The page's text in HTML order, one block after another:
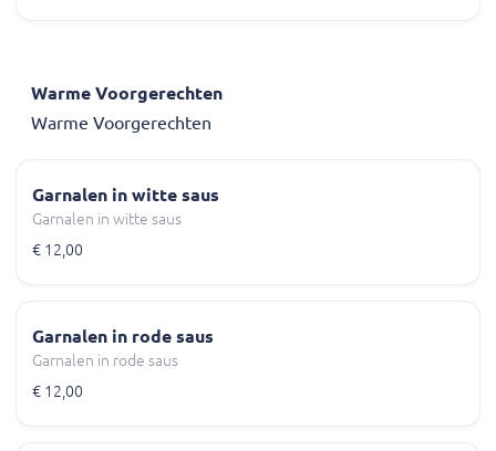
Warme Voorgerechten
Warme Voorgerechten
Garnalen in witte saus
Garnalen in witte saus
€ 12,00
Garnalen in rode saus
Garnalen in rode saus
€ 12,00